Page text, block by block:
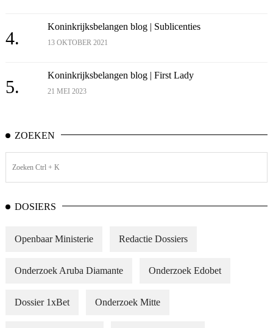
4.
Koninkrijksbelangen blog | Sublicenties
13 OKTOBER 2021
5.
Koninkrijksbelangen blog | First Lady
21 MEI 2023
ZOEKEN
DOSIERS
Openbaar Ministerie Redactie Dossiers
Onderzoek Aruba Diamante Onderzoek Edobet
Dossier 1xBet Onderzoek Mitte